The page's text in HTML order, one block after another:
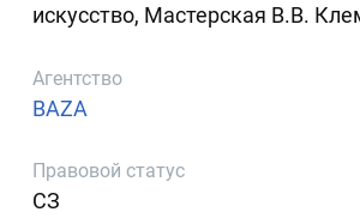
искусство, Мастерская В.В.
Агентство
BAZA
Правовой статус
СЗ